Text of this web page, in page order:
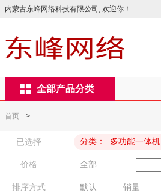
内蒙古东峰网络科技有限公司, 欢迎你！
全部产品分类
首页 >
已选择 分类： 多功能一体机
价格 全部
排序方式 默认 销量